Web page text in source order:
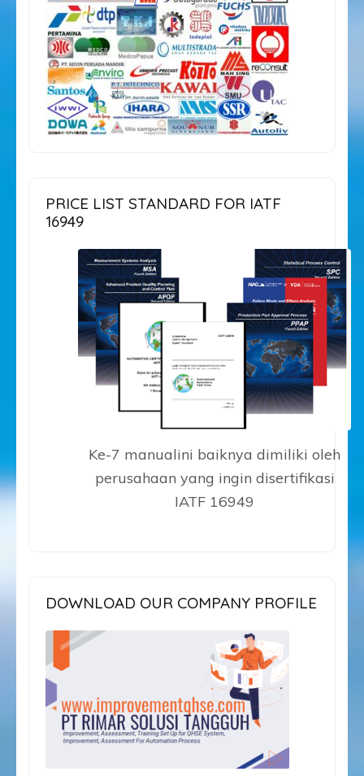
PRICE LIST STANDARD FOR IATF
16949
Ke-7 manualini baiknya dimiliki oleh
perusahaan yang ingin disertifikasi
IATF 16949
DOWNLOAD OUR COMPANY PROFILE